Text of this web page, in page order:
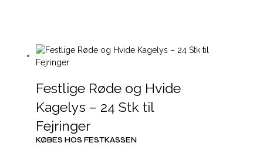
Festlige Røde og Hvide
Kagelys – 24 Stk til
Fejringer
KØBES HOS FESTKASSEN